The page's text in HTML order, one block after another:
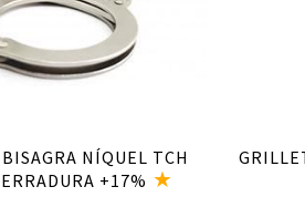
NÍQUEL TCH
+17%